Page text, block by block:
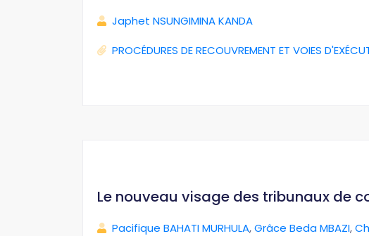
Japhet NSUNGIMINA KANDA
PROCÉDURES DE RECOUVREMENT ET VOIES
Le nouveau visage des tribunaux de
Pacifique BAHATI MURHULA,Grâce Beda MBAZI,